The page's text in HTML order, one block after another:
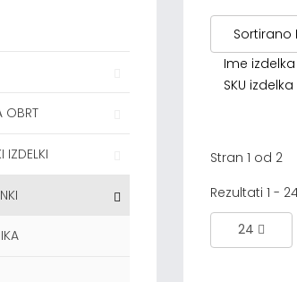
OBRT
IZDELKI
Sortirano
Ime izdelka
SKU izdelka
Stran 1 od 2
Rezultati 1 -
24